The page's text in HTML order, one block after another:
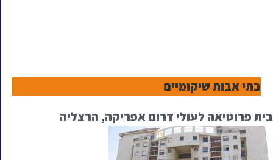
בתי אבות שיקומיים
בית פרוטיאה לעולי דרום אפריקה, הרצליה